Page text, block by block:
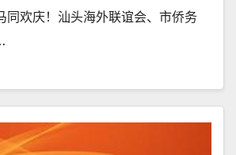
同欢庆！汕头海外联谊会、市侨务